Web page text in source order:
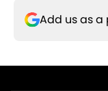
Add us as a